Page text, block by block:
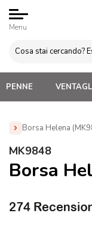
Menu
PENNE
Borsa Helena
Home »
MK9848
Borsa